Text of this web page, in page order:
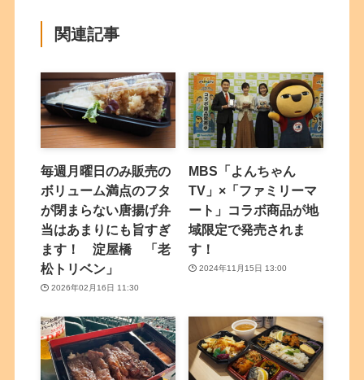
関連記事
毎週月曜日のみ販売の
ボリューム満点のフタ
が閉まらない唐揚げ弁
当はあまりにも旨すぎ
ます！ 淀屋橋 「老
松トリベン」
2026年02月16日 11:30
MBS「よんちゃん
TV」×「ファミリーマ
ート」コラボ商品が地
域限定で発売されま
す！
2024年11月15日 13:00